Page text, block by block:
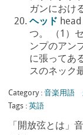
ガンにおけ
ヘッド
つ。 （1）
ンプのアン
に張ってあ
スのネック
Category : 音楽用語
Tags : 英語
「開放弦とは」